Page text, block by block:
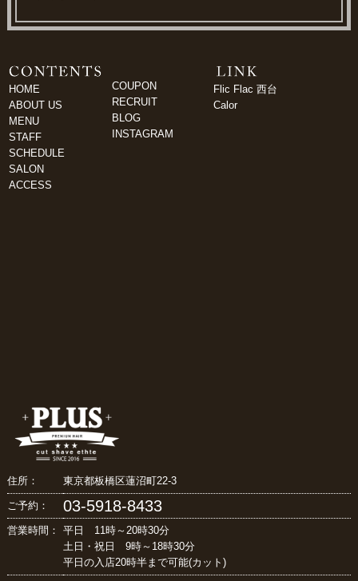
HOME
ABOUT US
MENU
STAFF
SCHEDULE
SALON
ACCESS
COUPON
RECRUIT
BLOG
INSTAGRAM
Flic Flac 西台
Calor
住所： 東京都板橋区蓮沼町22-3
ご予約： 03-5918-8433
営業時間：
平日 11時～20時30分
土日・祝日 9時～18時30分
平日の入店20時半まで可能(カット)